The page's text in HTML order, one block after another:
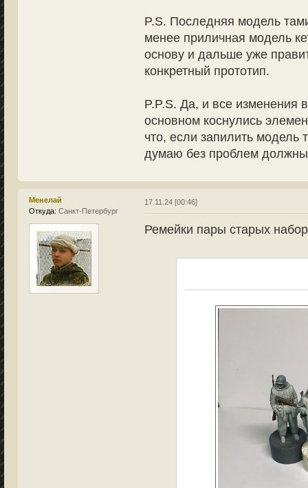
P.S. Последняя модель
менее приличная модель
основу и дальше уже
конкретный прототип.
P.P.S. Да, и все изменения
основном коснулись
что, если запилить
думаю без проблем должны
Менелай
Откуда: Санкт-Петербург
17.11.24 [00:46]
Ремейки пары старых